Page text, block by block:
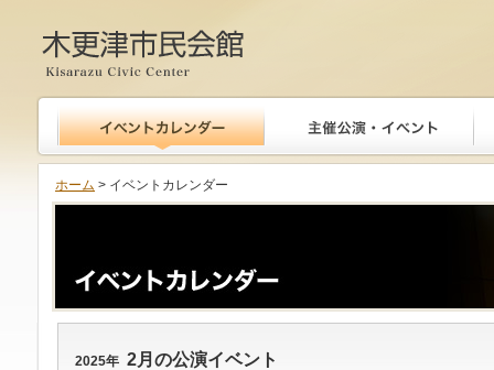
木更津市民会館
ホーム > イベントカレンダー
2025年 2月の公演イベント